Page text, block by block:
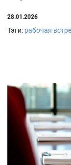
28.01.2026
Тэги: рабочая